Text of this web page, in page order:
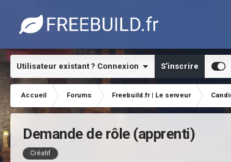
Utilisateur existant ? Connexion S’inscrire
Accueil Forums Freebuild.fr | Le serveur
Demande de rôle (apprenti)
Créatif